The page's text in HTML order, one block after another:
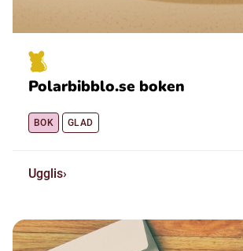
Polarbibblo.se boken
BOK GLAD
Ugglis